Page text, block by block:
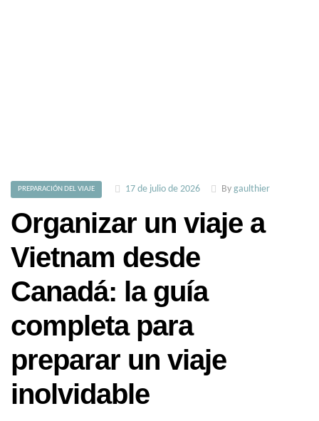
PREPARACIÓN DEL VIAJE 17 de julio de 2026 By gaulthier
Organizar un viaje a
Vietnam desde
Canadá: la guía
completa para
preparar un viaje
inolvidable